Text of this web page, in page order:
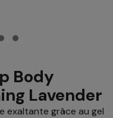
Body
Lavender
exaltante grâce au gel